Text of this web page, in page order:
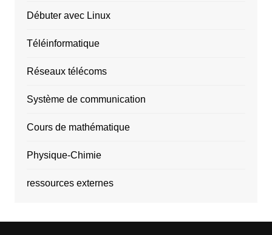
Débuter avec Linux
Téléinformatique
Réseaux télécoms
Système de communication
Cours de mathématique
Physique-Chimie
ressources externes